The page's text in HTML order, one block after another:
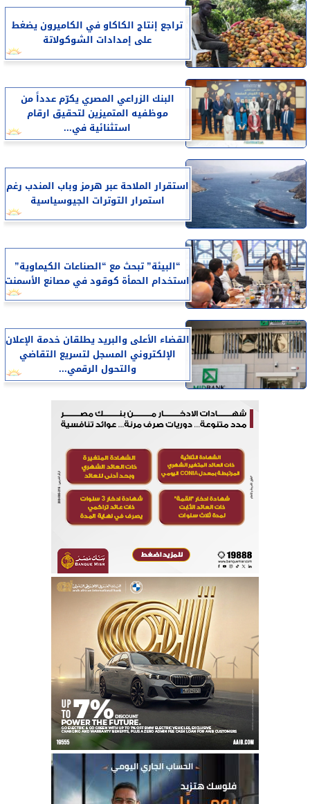
تراجع إنتاج الكاكاو في الكاميرون يضغط
على إمدادات الشوكولاتة
البنك الزراعي المصري يكرّم عدداً من
موظفيه المتميزين لتحقيق ارقام
استثنائية في...
استقرار الملاحة عبر هرمز وباب المندب رغم
استمرار التوترات الجيوسياسية
“البيئة” تبحث مع “الصناعات الكيماوية”
استخدام الحمأة كوقود في مصانع الأسمنت
القضاء الأعلى والبريد يطلقان خدمة الإعلان
الإلكتروني المسجل لتسريع التقاضي
والتحول الرقمي...